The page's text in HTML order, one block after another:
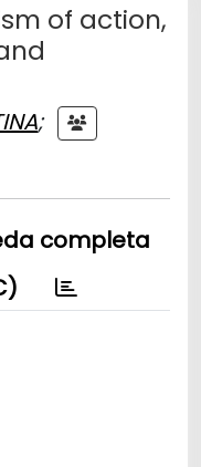
of action,
;
completa